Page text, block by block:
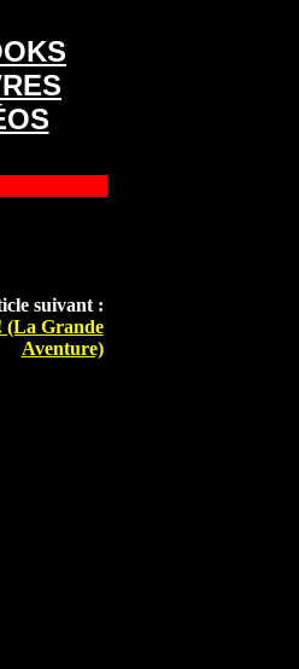
suivant :
(La Grande
Aventure)